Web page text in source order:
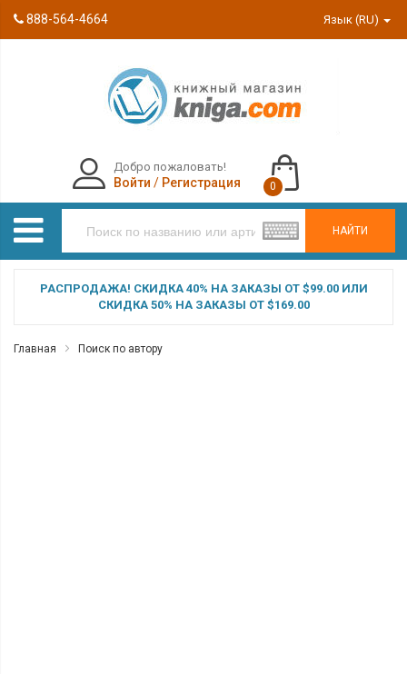
888-564-4664 Язык (RU)
НАЙТИ
Добро пожаловать!
Войти / Регистрация 0
РАСПРОДАЖА! СКИДКА 40% НА ЗАКАЗЫ ОТ $99.00 ИЛИ
СКИДКА 50% НА ЗАКАЗЫ ОТ $169.00
Главная Поиск по автору